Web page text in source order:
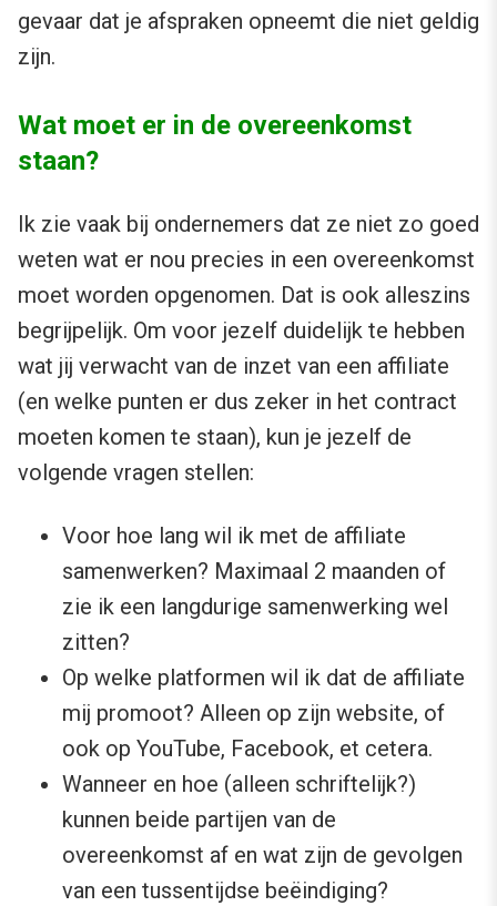
gevaar dat je afspraken opneemt die niet geldig
zijn.
Wat moet er in de overeenkomst
staan?
Ik zie vaak bij ondernemers dat ze niet zo goed
weten wat er nou precies in een overeenkomst
moet worden opgenomen. Dat is ook alleszins
begrijpelijk. Om voor jezelf duidelijk te hebben
wat jij verwacht van de inzet van een affiliate
(en welke punten er dus zeker in het contract
moeten komen te staan), kun je jezelf de
volgende vragen stellen:
Voor hoe lang wil ik met de affiliate
samenwerken? Maximaal 2 maanden of
zie ik een langdurige samenwerking wel
zitten?
Op welke platformen wil ik dat de affiliate
mij promoot? Alleen op zijn website, of
ook op YouTube, Facebook, et cetera.
Wanneer en hoe (alleen schriftelijk?)
kunnen beide partijen van de
overeenkomst af en wat zijn de gevolgen
van een tussentijdse beëindiging?